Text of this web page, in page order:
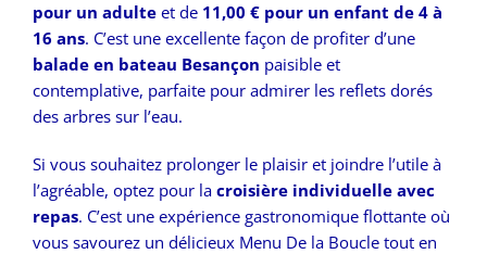
pour un adulte et de 11,00 € pour un enfant de 4 à
16 ans. C’est une excellente façon de profiter d’une
balade en bateau Besançon paisible et
contemplative, parfaite pour admirer les reflets dorés
des arbres sur l’eau.
Si vous souhaitez prolonger le plaisir et joindre l’utile à
l’agréable, optez pour la croisière individuelle avec
repas. C’est une expérience gastronomique flottante où
vous savourez un délicieux Menu De la Boucle tout en